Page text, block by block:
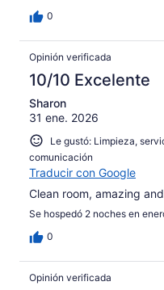
0
Opinión verificada
10/10 Excelente
Sharon
31 ene. 2026
Le gustó: Limpieza,
comunicación
Traducir con Google
Clean room, amazing
Se hospedó 2 noches en
0
Opinión verificada